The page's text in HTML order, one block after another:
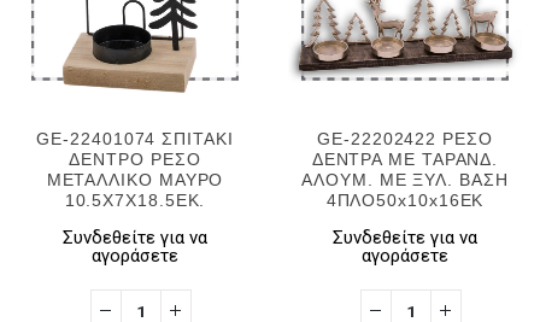
GE-22401074 ΣΠΙΤΑΚΙ
ΔΕΝΤΡO ΡΕΣO
ΜΕΤΑΛΛΙΚΟ ΜΑΥΡΟ
10.5X7X18.5EK.
Συνδεθείτε για να
αγοράσετε
GE-22202422 ΡΕΣΟ
ΔΕΝΤΡΑ ΜΕ ΤΑΡΑΝΔ.
ΑΛOYΜ. ΜΕ ΞΥΛ. ΒΑΣΗ
4ΠΛΟ50x10x16ΕΚ
Συνδεθείτε για να
αγοράσετε